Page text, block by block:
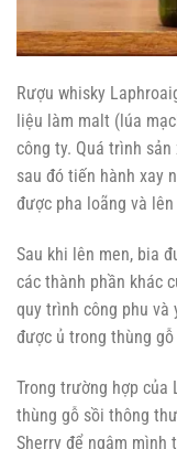
Rượu whisky
liệu làm malt (lúa
công ty. Quá trình
sau đó tiến hành xay
được pha loãng và
Sau khi lên men, bia
các thành phần khác
quy trình công phu và
được ủ trong thùng
Trong trường hợp của
thùng gỗ sồi thông
Sherry để ngâm mình